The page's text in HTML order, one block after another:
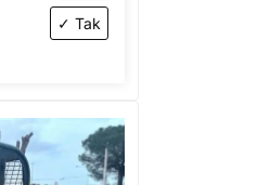
✓ Tak